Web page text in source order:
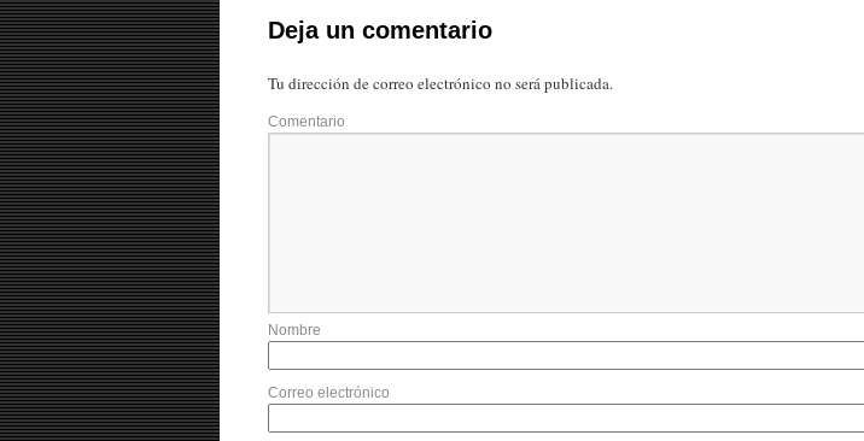
Deja un comentario
Tu dirección de correo electrónico no será publicada.
Comentario
Nombre
Correo electrónico